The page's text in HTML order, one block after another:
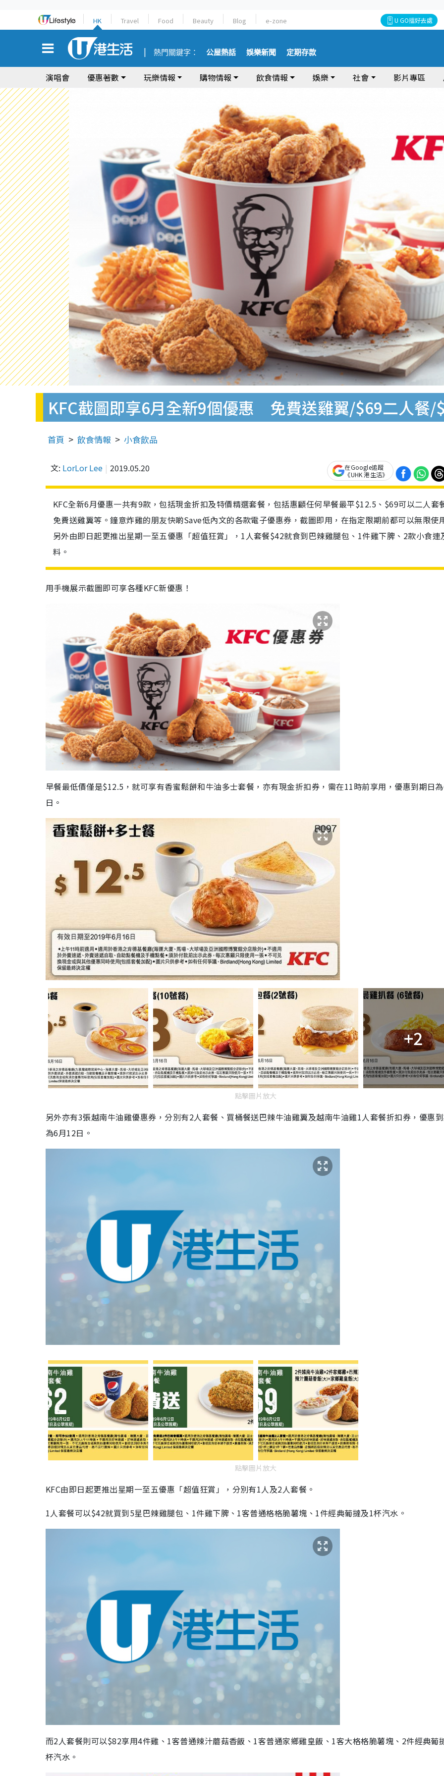
HK Travel Food Beauty Blog e-zone U GO搵好去處
熱門關鍵字： 公屋熱話 娛樂新聞 定期存款
演唱會 優惠著數 玩樂情報 購物情報 飲食情報 娛樂 社會 影片專區
KFC截圖即享6月全新9個優惠 免費送雞翼/$69二人餐/
首頁 飲食情報 小食飲品
文: LorLor Lee 2019.05.20
在Google追蹤
《UHK 港生活》
KFC全新6月優惠一共有9款，包括現金折扣及特價精選套餐，包括惠顧任何早餐最平$12.5、$69可以二人套
免費送雞翼等。鐘意炸雞的朋友快啲Save低內文的各款電子優惠券，截圖即用，在指定限期前都可以無限使
另外由即日起更推出星期一至五優惠「超值狂賞」，1人套餐$42就食到巴辣雞腿包、1件雞下脾、2款小食連
料。
用手機展示截圖即可享各種KFC新優惠！
早餐最低價僅是$12.5，就可享有香蜜鬆餅和牛油多士套餐，亦有現金折扣券，需在11時前享用，優惠到期日
日。
+2
點擊圖片放大
另外亦有3張越南牛油雞優惠券，分別有2人套餐、買桶餐送巴辣牛油雞翼及越南牛油雞1人套餐折扣券，優惠
為6月12日。
點擊圖片放大
KFC由即日起更推出星期一至五優惠「超值狂賞」，分別有1人及2人套餐。
1人套餐可以$42就買到5星巴辣雞腿包、1件雞下脾、1客普通格格脆薯塊、1件經典葡撻及1杯汽水。
而2人套餐則可以$82享用4件雞、1客普通辣汁蘑菇香飯、1客普通家鄉雞皇飯、1客大格格脆薯塊、2件經典葡
杯汽水。